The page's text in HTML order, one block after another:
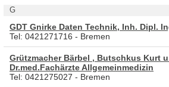
G
GDT Gnirke Daten Technik, Inh. Dipl.
Tel: 0421271716 - Bremen
Grützmacher Bärbel , Butschkus Kurt
Dr.med.Fachärzte Allgemeinmedizin
Tel: 0421275027 - Bremen